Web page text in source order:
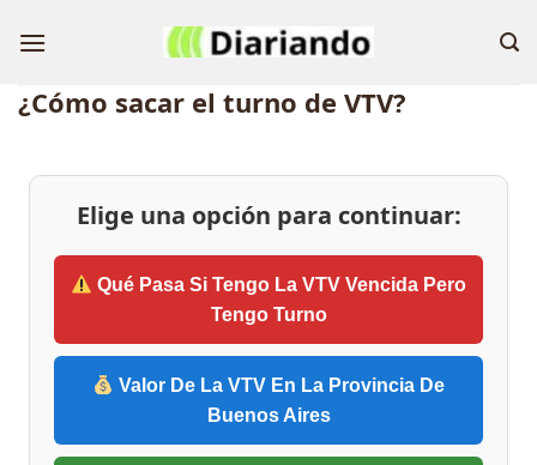
¿Cómo sacar el turno de VTV?
Elige una opción para continuar:
Qué Pasa Si Tengo La VTV Vencida Pero
Tengo Turno
Valor De La VTV En La Provincia De
Buenos Aires